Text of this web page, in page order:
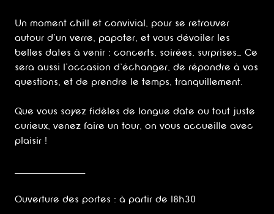
Un moment chill et convivial, pour se retrouver
autour d’un verre, papoter, et vous dévoiler les
belles dates à venir : concerts, soirées, surprises… Ce
sera aussi l’occasion d’échanger, de répondre à vos
questions, et de prendre le temps, tranquillement.
Que vous soyez fidèles de longue date ou tout juste
curieux, venez faire un tour, on vous accueille avec
plaisir !
Ouverture des portes : à partir de 18h30